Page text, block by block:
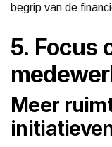
begrip van de
5. Focus
Meer